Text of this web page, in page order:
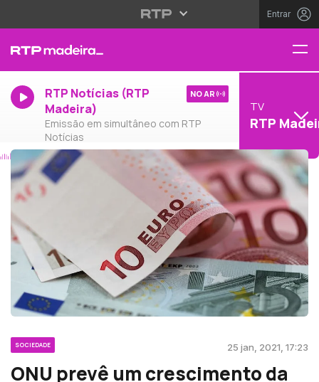
Entrar
RTP Notícias (RTP
Madeira)
Emissão em simultâneo com RTP
Notícias
NO AR
TV
RTP
SOCIEDADE 25 jan, 2021, 17:23
ONU prevê um crescimento da